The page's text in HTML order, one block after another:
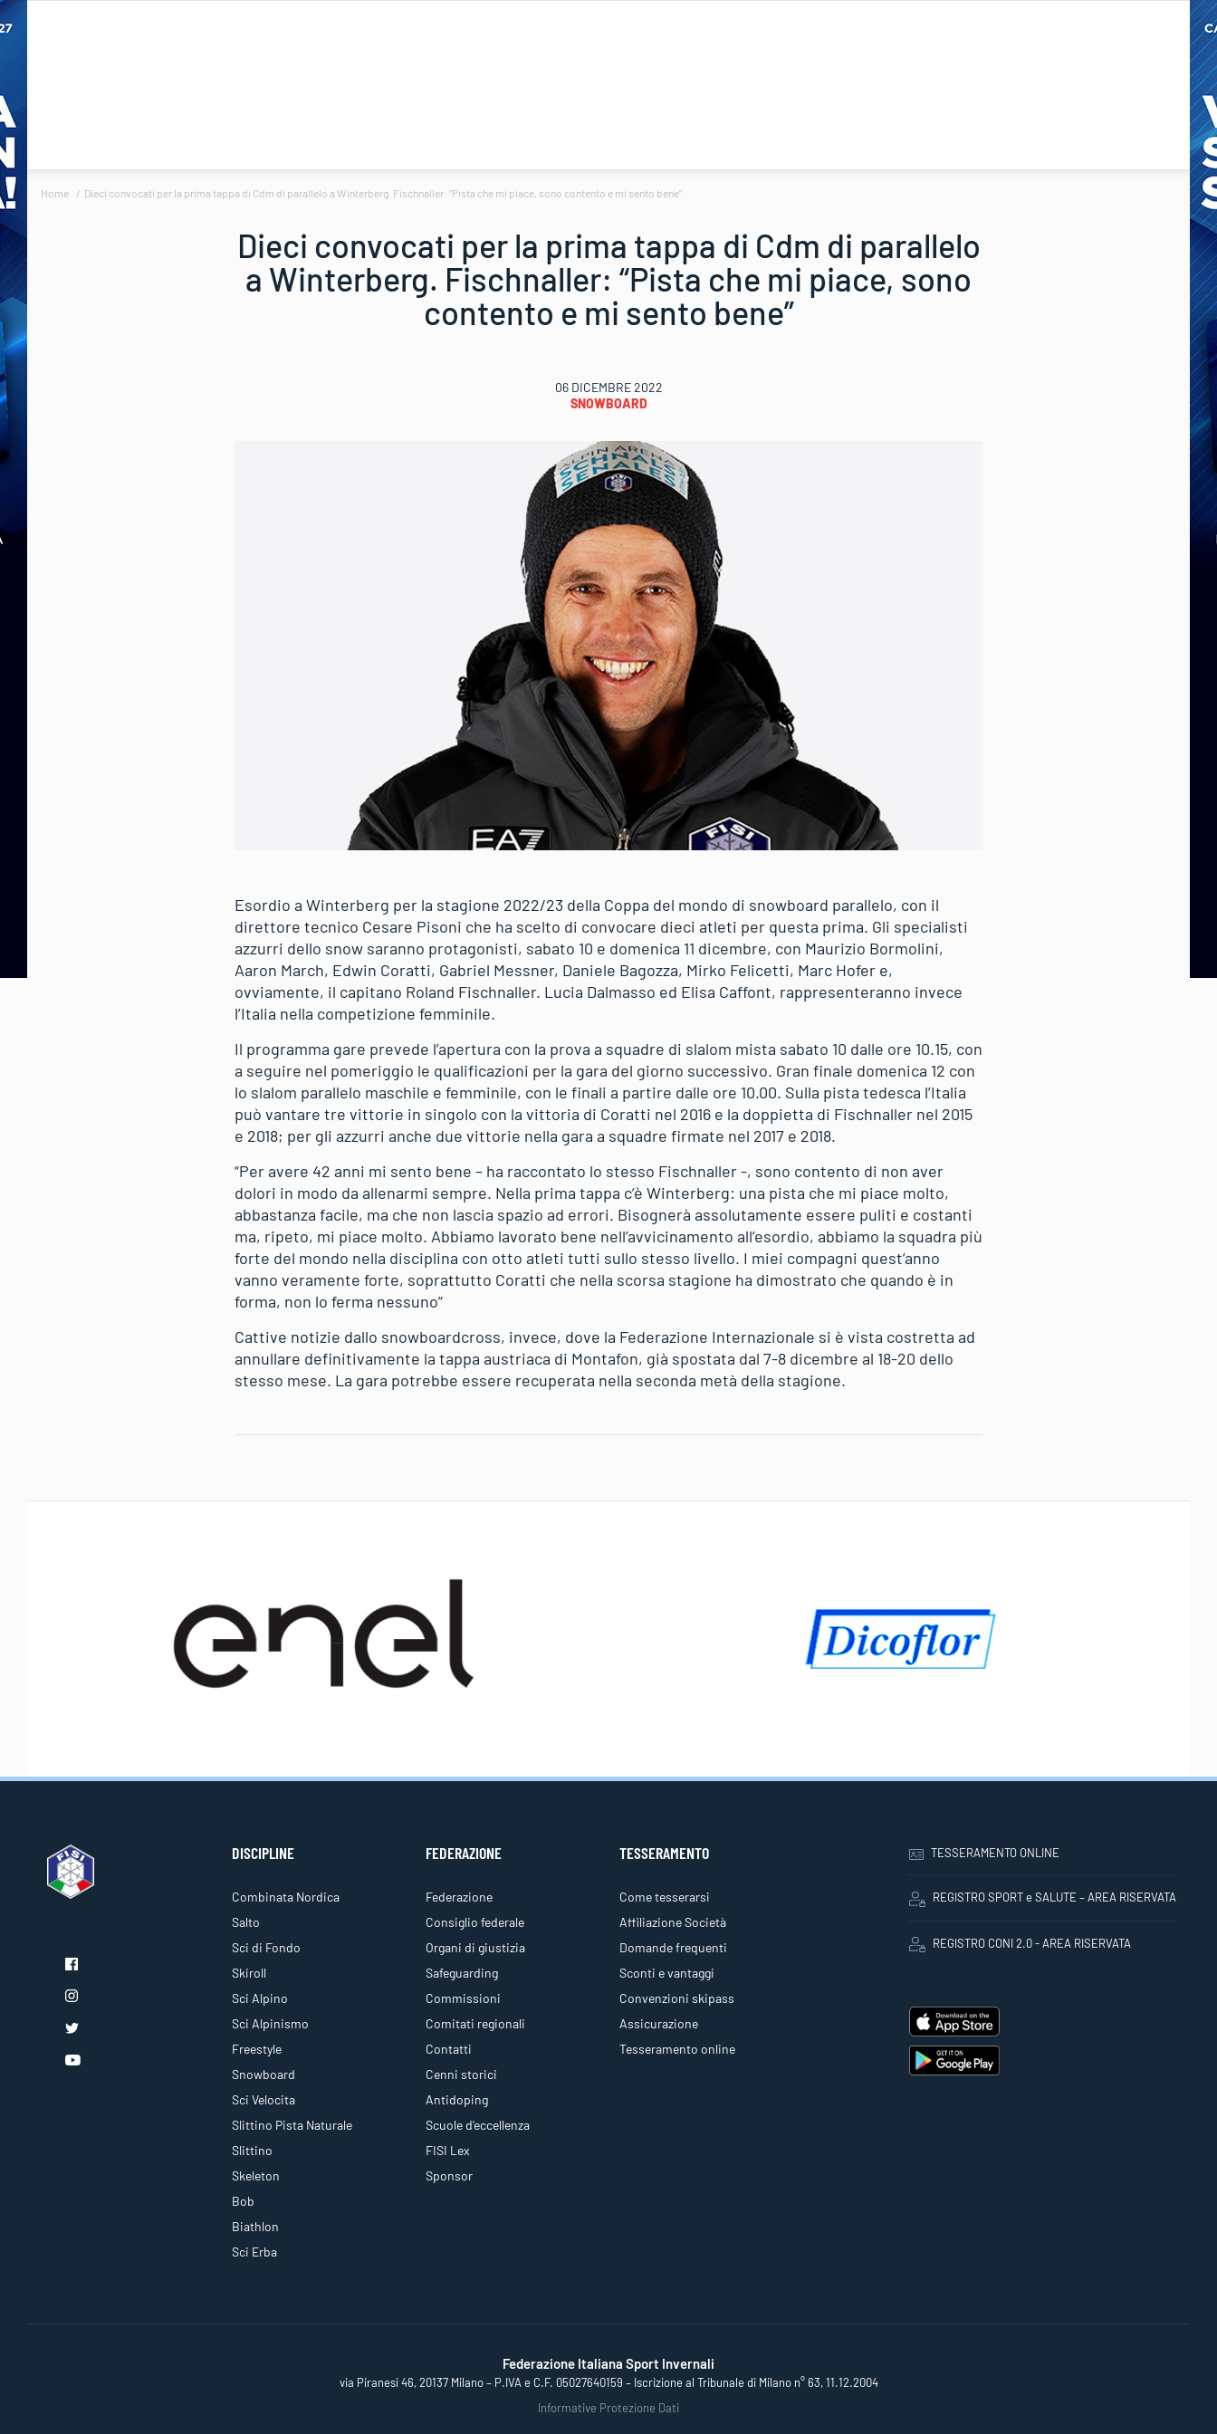
Home Dieci convocati per la prima tappa di Cdm di parallelo a Winterberg. Fischnaller: “Pista che mi piace, sono contento e mi sento bene”
Dieci convocati per la prima tappa di Cdm di parallelo
a Winterberg. Fischnaller: “Pista che mi piace, sono
contento e mi sento bene”
06 DICEMBRE 2022
SNOWBOARD
Esordio a Winterberg per la stagione 2022/23 della Coppa del mondo di snowboard parallelo, con il
direttore tecnico Cesare Pisoni che ha scelto di convocare dieci atleti per questa prima. Gli specialisti
azzurri dello snow saranno protagonisti, sabato 10 e domenica 11 dicembre, con Maurizio Bormolini,
Aaron March, Edwin Coratti, Gabriel Messner, Daniele Bagozza, Mirko Felicetti, Marc Hofer e,
ovviamente, il capitano Roland Fischnaller. Lucia Dalmasso ed Elisa Caffont, rappresenteranno invece
l’Italia nella competizione femminile.
Il programma gare prevede l’apertura con la prova a squadre di slalom mista sabato 10 dalle ore 10.15, con
a seguire nel pomeriggio le qualificazioni per la gara del giorno successivo. Gran finale domenica 12 con
lo slalom parallelo maschile e femminile, con le finali a partire dalle ore 10.00. Sulla pista tedesca l’Italia
può vantare tre vittorie in singolo con la vittoria di Coratti nel 2016 e la doppietta di Fischnaller nel 2015
e 2018; per gli azzurri anche due vittorie nella gara a squadre firmate nel 2017 e 2018.
“Per avere 42 anni mi sento bene – ha raccontato lo stesso Fischnaller -, sono contento di non aver
dolori in modo da allenarmi sempre. Nella prima tappa c’è Winterberg: una pista che mi piace molto,
abbastanza facile, ma che non lascia spazio ad errori. Bisognerà assolutamente essere puliti e costanti
ma, ripeto, mi piace molto. Abbiamo lavorato bene nell’avvicinamento all’esordio, abbiamo la squadra più
forte del mondo nella disciplina con otto atleti tutti sullo stesso livello. I miei compagni quest’anno
vanno veramente forte, soprattutto Coratti che nella scorsa stagione ha dimostrato che quando è in
forma, non lo ferma nessuno”
Cattive notizie dallo snowboardcross, invece, dove la Federazione Internazionale si è vista costretta ad
annullare definitivamente la tappa austriaca di Montafon, già spostata dal 7-8 dicembre al 18-20 dello
stesso mese. La gara potrebbe essere recuperata nella seconda metà della stagione.
DISCIPLINE
Combinata Nordica
Salto
Sci di Fondo
Skiroll
Sci Alpino
Sci Alpinismo
Freestyle
Snowboard
Sci Velocita
Slittino Pista Naturale
Slittino
Skeleton
Bob
Biathlon
Sci Erba
FEDERAZIONE
Federazione
Consiglio federale
Organi di giustizia
Safeguarding
Commissioni
Comitati regionali
Contatti
Cenni storici
Antidoping
Scuole d'eccellenza
FISI Lex
Sponsor
TESSERAMENTO
Come tesserarsi
Affiliazione Società
Domande frequenti
Sconti e vantaggi
Convenzioni skipass
Assicurazione
Tesseramento online
TESSERAMENTO ONLINE
REGISTRO SPORT e SALUTE – AREA RISERVATA
REGISTRO CONI 2.0 - AREA RISERVATA
Federazione Italiana Sport Invernali
via Piranesi 46, 20137 Milano – P.IVA e C.F. 05027640159 – Iscrizione al Tribunale di Milano n° 63, 11.12.2004
Informative Protezione Dati